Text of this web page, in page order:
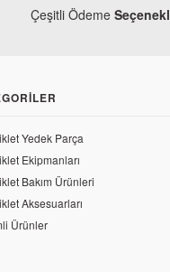
Çeşitli Ödeme
Yedek Parça
Ekipmanları
Bakım Ürünleri
Aksesuarları
Ürünler